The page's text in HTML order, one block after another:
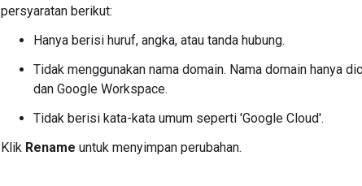
persyaratan berikut:
Hanya berisi huruf, angka, atau tanda hubung.
Tidak menggunakan nama domain. Nama domain hanya
dan Google Workspace.
Tidak berisi kata-kata umum seperti 'Google Cloud'.
Klik Rename untuk menyimpan perubahan.